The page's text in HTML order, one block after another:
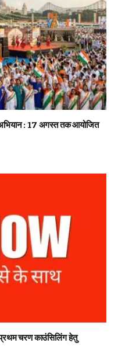
अभियान : 17 अगस्त तक आयोजित
चरण काउंसिलिंग हेतु